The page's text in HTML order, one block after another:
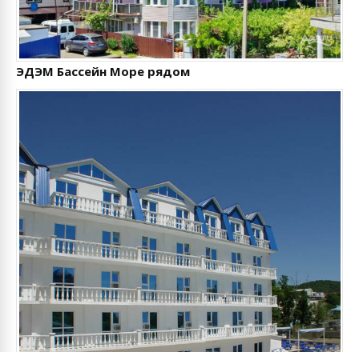
ЭДЭМ Бассейн Море рядом